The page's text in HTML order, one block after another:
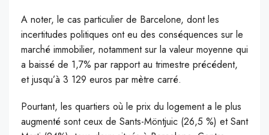
A noter, le cas particulier de Barcelone, dont les
incertitudes politiques ont eu des conséquences sur le
marché immobilier, notamment sur la valeur moyenne qui
a baissé de 1,7% par rapport au trimestre précédent,
et jusqu’à 3 129 euros par mètre carré.
Pourtant, les quartiers où le prix du logement a le plus
augmenté sont ceux de Sants-Möntjuic (26,5 %) et Sant